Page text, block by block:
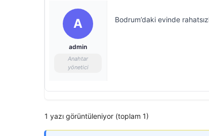
A
admin
Anahtar
yönetici
Bodrum’daki evinde
1 yazı görüntüleniyor (toplam 1)